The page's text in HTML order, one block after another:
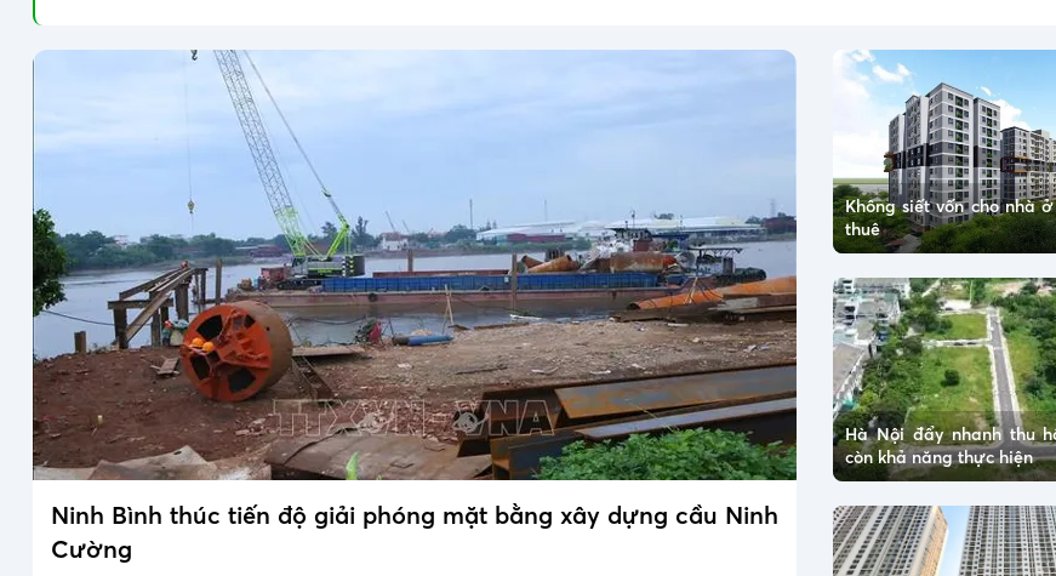
Ninh Bình thúc tiến độ giải phóng mặt bằng xây dựng cầu Ninh
Cường
Không siết vốn cho nhà
thuê
Hà Nội đẩy nhanh thu
còn khả năng thực hiện